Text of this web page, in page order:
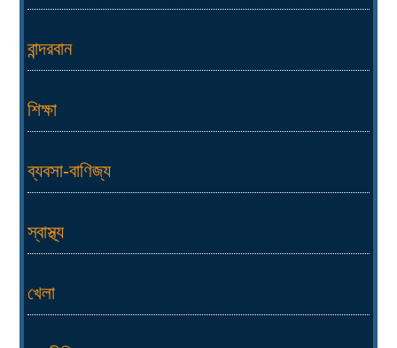
বান্দরবান
শিক্ষা
ব্যবসা-বাণিজ্য
স্বাস্থ্য
খেলা